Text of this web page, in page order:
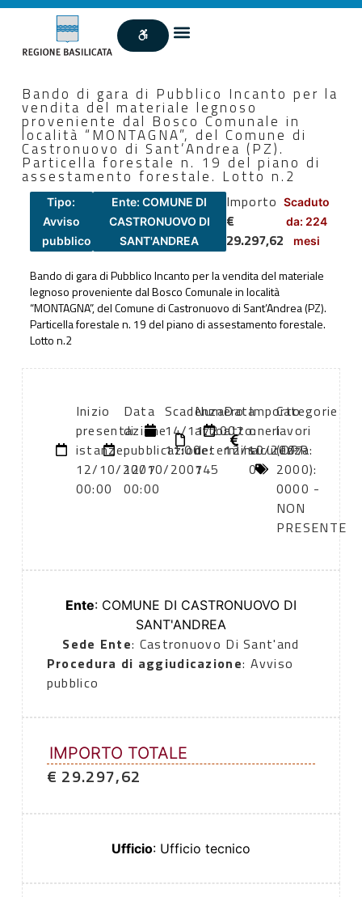
Bando di gara di Pubblico Incanto per la
vendita del materiale legnoso
proveniente dal Bosco Comunale in
località “MONTAGNA”, del Comune di
Castronuovo di Sant’Andrea (PZ).
Particella forestale n. 19 del piano di
assestamento forestale. Lotto n.2
Tipo:
Avviso
pubblico
Ente: COMUNE DI
CASTRONUOVO DI
SANT'ANDREA
Importo
€
29.297,62
Scaduto
da: 224
mesi
Bando di gara di Pubblico Incanto per la vendita del materiale
legnoso proveniente dal Bosco Comunale in località
“MONTAGNA”, del Comune di Castronuovo di Sant’Andrea (PZ).
Particella forestale n. 19 del piano di assestamento forestale.
Lotto n.2
Inizio
presentazione
istanze:
12/10/2007
00:00
Data
di
pubblicazione:
12/10/2007
00:00
Scadenza:
14/11/2007
11:00
Numero
atto:
determina
145
Data
atto:
12/10/2007
Importo
oneri
sicurezza:
0
Categorie
lavori
(DPR
2000):
0000 -
NON
PRESENTE
Ente: COMUNE DI CASTRONUOVO DI
SANT'ANDREA
Sede Ente: Castronuovo Di Sant'and
Procedura di aggiudicazione: Avviso
pubblico
IMPORTO TOTALE
€ 29.297,62
Ufficio: Ufficio tecnico